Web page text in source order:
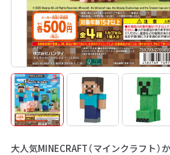
大人気MINECRAFT（マインクラフト）